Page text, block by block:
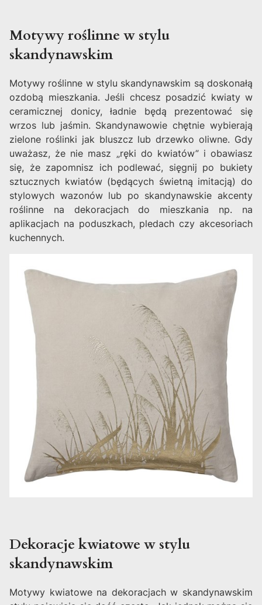
Motywy roślinne w stylu
skandynawskim
Motywy roślinne w stylu skandynawskim są doskonałą
ozdobą mieszkania. Jeśli chcesz posadzić kwiaty w
ceramicznej donicy, ładnie będą prezentować się
wrzos lub jaśmin. Skandynawowie chętnie wybierają
zielone roślinki jak bluszcz lub drzewko oliwne. Gdy
uważasz, że nie masz „ręki do kwiatów” i obawiasz
się, że zapomnisz ich podlewać, sięgnij po bukiety
sztucznych kwiatów (będących świetną imitacją) do
stylowych wazonów lub po skandynawskie akcenty
roślinne na dekoracjach do mieszkania np. na
aplikacjach na poduszkach, pledach czy akcesoriach
kuchennych.
Dekoracje kwiatowe w stylu
skandynawskim
Motywy kwiatowe na dekoracjach w skandynawskim